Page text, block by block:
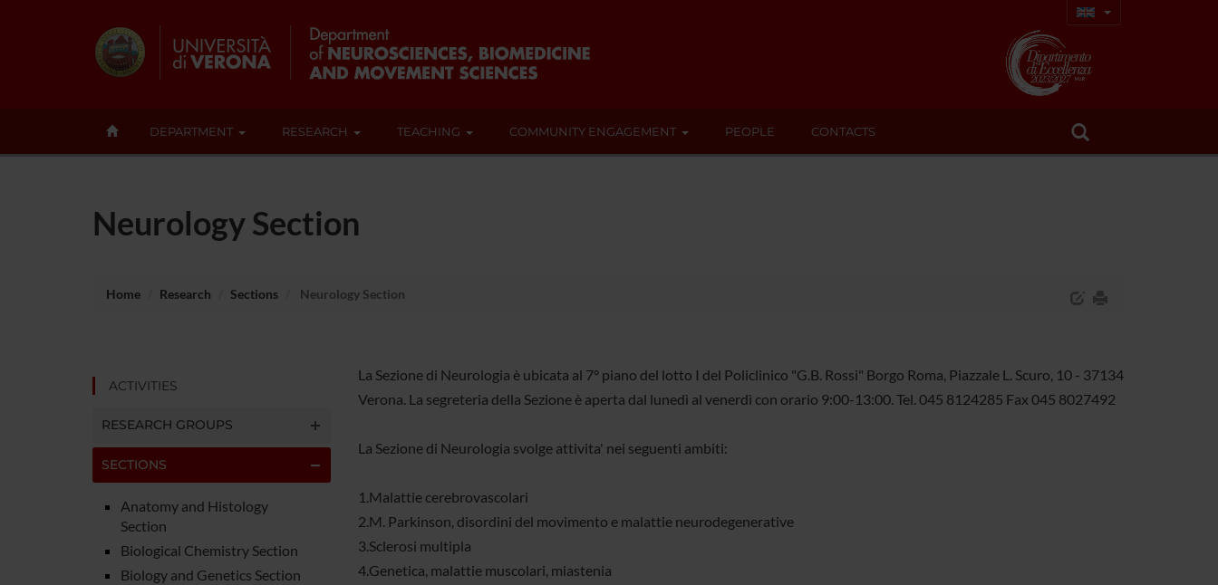
DEPARTMENT RESEARCH TEACHING COMMUNITY ENGAGEMENT PEOPLE CONTACTS
Neurology Section
Home Research Sections Neurology Section
ACTIVITIES
RESEARCH GROUPS
SECTIONS
Anatomy and Histology
Section
Biological Chemistry Section
Biology and Genetics Section
La Sezione di Neurologia è ubicata al 7° piano del lotto I del Policlinico "G.B. Rossi" Borgo Roma, Piazzale L. Scuro, 10 - 37134
Verona. La segreteria della Sezione è aperta dal lunedì al venerdì con orario 9:00-13:00. Tel. 045 8124285 Fax 045 8027492
La Sezione di Neurologia svolge attivita' nei seguenti ambiti:
1.Malattie cerebrovascolari
2.M. Parkinson, disordini del movimento e malattie neurodegenerative
3.Sclerosi multipla
4.Genetica, malattie muscolari, miastenia